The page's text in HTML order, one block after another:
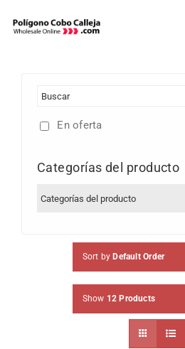
En oferta
Categorías del producto
Sort by Default Order
Show 12 Products